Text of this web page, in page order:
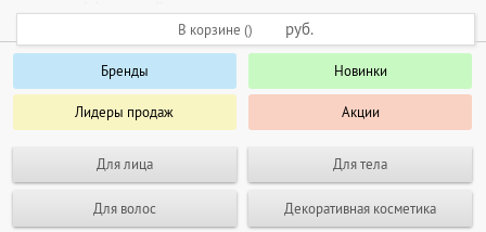
Бренды Новинки
Лидеры продаж Акции
Для лица Для тела
Для волос Декоративная косметика
В корзине () руб.